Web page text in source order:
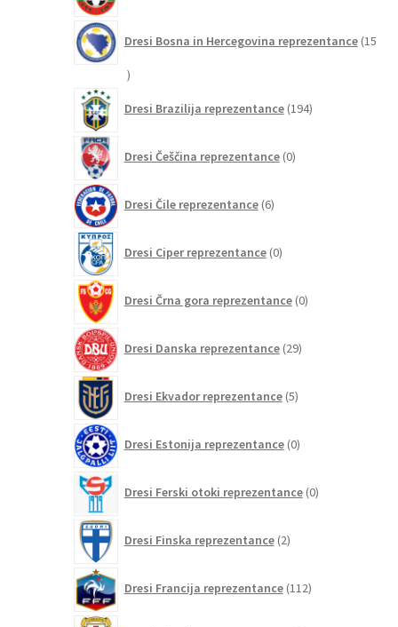
Dresi Bosna in Hercegovina reprezentance 15
15
Dresi Brazilija reprezentance 194izdelkov
Dresi Češčina reprezentance 0izdelkov
Dresi Čile reprezentance 6izdelkov
Dresi Ciper reprezentance 0izdelkov
Dresi Črna gora reprezentance 0izdelkov
Dresi Danska reprezentance 29izdelkov
Dresi Ekvador reprezentance 5izdelkov
Dresi Estonija reprezentance 0izdelkov
Dresi Ferski otoki reprezentance 0izdelkov
Dresi Finska reprezentance 2izdelka
Dresi Francija reprezentance 112izdelkov